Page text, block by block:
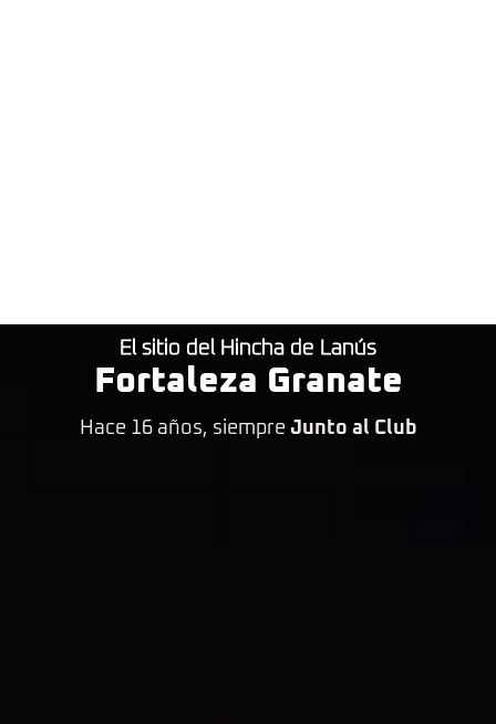
El sitio del Hincha de Lanús
Fortaleza Granate
Hace 16 años, siempre Junto al Club